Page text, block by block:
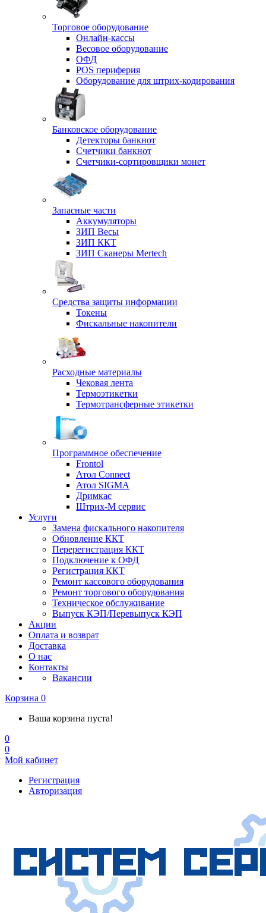
Торговое оборудование
Онлайн-кассы
Весовое оборудование
ОФД
POS периферия
Оборудование для штрих-кодирования
Банковское оборудование
Детекторы банкнот
Счетчики банкнот
Счетчики-сортировщики монет
Запасные части
Аккумуляторы
ЗИП Весы
ЗИП ККТ
ЗИП Сканеры Mertech
Средства защиты информации
Токены
Фискальные накопители
Расходные материалы
Чековая лента
Термоэтикетки
Термотрансферные этикетки
Программное обеспечение
Frontol
Атол Connect
Атол SIGMA
Дримкас
Штрих-М сервис
Услуги
Замена фискального накопителя
Обновление ККТ
Перерегистрация ККТ
Подключение к ОФД
Регистрация ККТ
Ремонт кассового оборудования
Ремонт торгового оборудования
Техническое обслуживание
Выпуск КЭП/Перевыпуск КЭП
Акции
Оплата и возврат
Доставка
О нас
Контакты
Вакансии
Корзина 0
Ваша корзина пуста!
0
0
Мой кабинет
Регистрация
Авторизация